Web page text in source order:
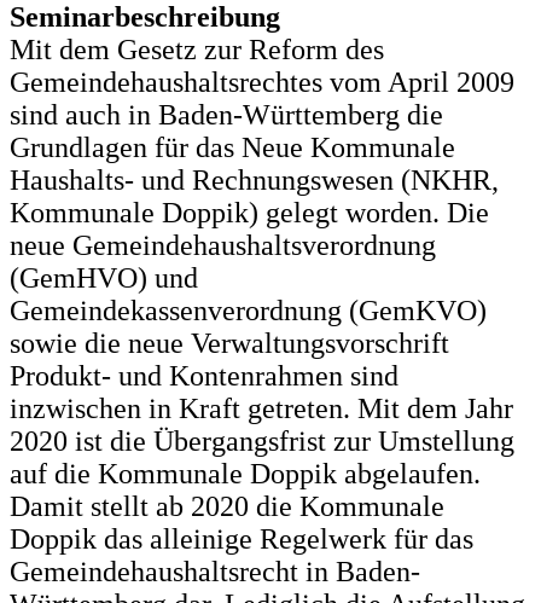
Seminarbeschreibung
Mit dem Gesetz zur Reform des
Gemeindehaushaltsrechtes vom April 2009
sind auch in Baden-Württemberg die
Grundlagen für das Neue Kommunale
Haushalts- und Rechnungswesen (NKHR,
Kommunale Doppik) gelegt worden. Die
neue Gemeindehaushaltsverordnung
(GemHVO) und
Gemeindekassenverordnung (GemKVO)
sowie die neue Verwaltungsvorschrift
Produkt- und Kontenrahmen sind
inzwischen in Kraft getreten. Mit dem Jahr
2020 ist die Übergangsfrist zur Umstellung
auf die Kommunale Doppik abgelaufen.
Damit stellt ab 2020 die Kommunale
Doppik das alleinige Regelwerk für das
Gemeindehaushaltsrecht in Baden-